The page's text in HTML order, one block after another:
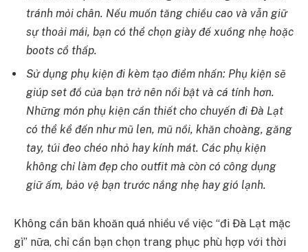
tránh mỏi chân. Nếu muốn tăng chiều cao và vẫn giữ
sự thoải mái, bạn có thể chọn giày đế xuồng nhẹ hoặc
boots cổ thấp.
Sử dụng phụ kiện đi kèm tạo điểm nhấn: Phụ kiện sẽ
giúp set đồ của bạn trở nên nổi bật và cá tính hơn.
Những món phụ kiện cần thiết cho chuyến đi Đà Lạt
có thể kể đến như mũ len, mũ nồi, khăn choàng, găng
tay, túi đeo chéo nhỏ hay kính mát. Các phụ kiện
không chỉ làm đẹp cho outfit mà còn có công dụng
giữ ấm, bảo vệ bạn trước nắng nhẹ hay gió lạnh.
Không cần băn khoăn quá nhiều về việc “đi Đà Lạt mặc
gì” nữa, chỉ cần bạn chọn trang phục phù hợp với thời